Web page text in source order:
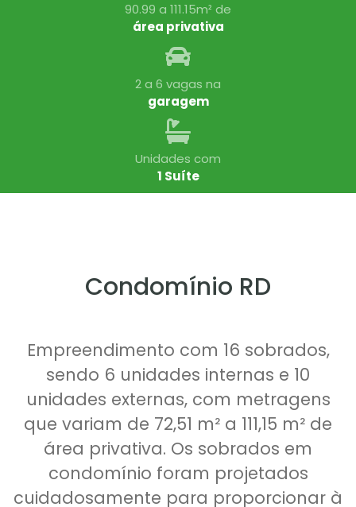
90.99 a 111.15m² de
área privativa
2 a 6 vagas na
garagem
Unidades com
1 Suíte
Condomínio RD
Empreendimento com 16 sobrados,
sendo 6 unidades internas e 10
unidades externas, com metragens
que variam de 72,51 m² a 111,15 m² de
área privativa. Os sobrados em
condomínio foram projetados
cuidadosamente para proporcionar à